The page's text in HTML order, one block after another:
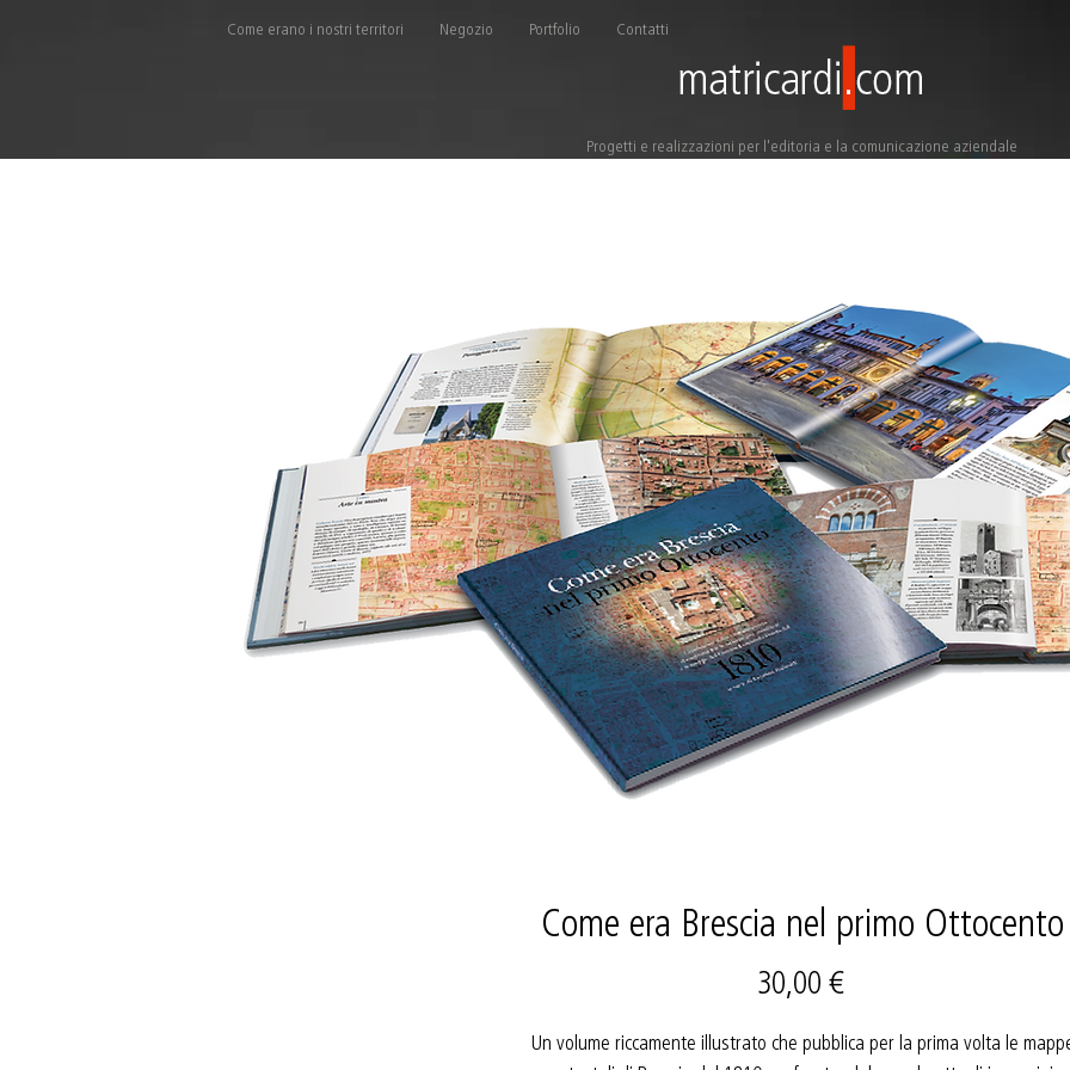
Come erano i nostri territori Negozio Portfolio Contatti
Progetti e realizzazioni per l'editoria e la comunicazione aziendale
Come era Brescia nel primo Ottocento
30,00 €Prezzo
Un volume riccamente illustrato che pubblica per la prima volta le